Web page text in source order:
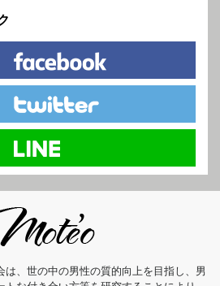
、世の中の男性の質的向上を目指し、男